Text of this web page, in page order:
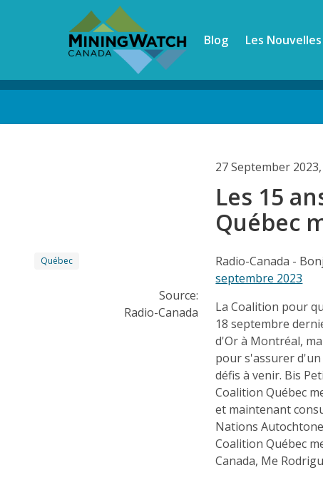
Blog Les Nouvelles
27 September
Les 15
Québec
Québec
Source:
Radio-Canada
Radio-Canada -
septembre 2023
La Coalition pour
18 septembre
d'Or à Montréal,
pour s'assurer
défis à venir. Bis
Coalition Québec
et maintenant
Nations
Coalition Québec
Canada, Me